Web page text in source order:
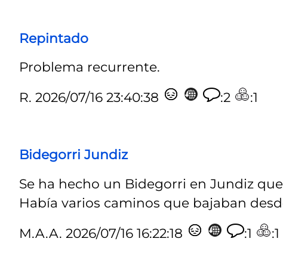
Repintado
Problema recurrente.
R. 2026/07/16 23:40:38 :2 :1
Bidegorri Jundiz
Se ha hecho un Bidegorri en Jundiz
Había varios caminos que bajaban
M.A.A. 2026/07/16 16:22:18 :1 :1